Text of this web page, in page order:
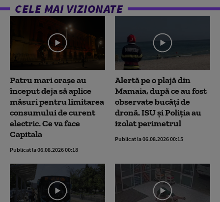
CELE MAI VIZIONATE
Patru mari orașe au
început deja să aplice
măsuri pentru limitarea
consumului de curent
electric. Ce va face
Capitala
Publicat la 06.08.2026 00:18
Alertă pe o plajă din
Mamaia, după ce au fost
observate bucăți de
dronă. ISU și Poliția au
izolat perimetrul
Publicat la 06.08.2026 00:15